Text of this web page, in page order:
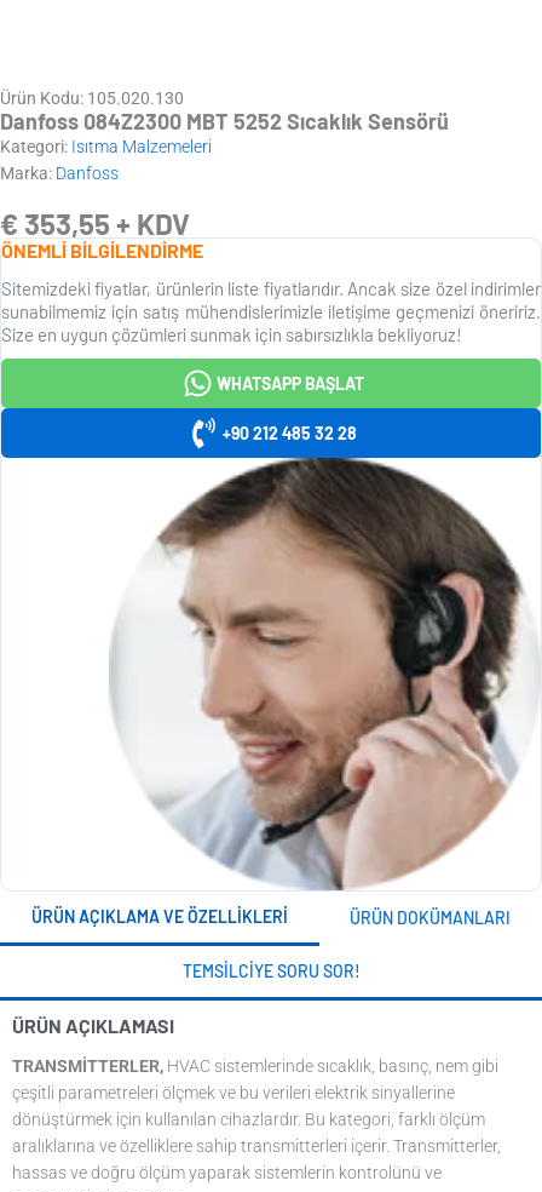
Ürün Kodu: 105.020.130
Danfoss 084Z2300 MBT 5252 Sıcaklık Sensörü
Kategori: Isıtma Malzemeleri
Marka: Danfoss
€ 353,55 + KDV
ÖNEMLİ BİLGİLENDİRME
Sitemizdeki fiyatlar, ürünlerin liste fiyatlarıdır. Ancak size özel indirimler
sunabilmemiz için satış mühendislerimizle iletişime geçmenizi öneririz.
Size en uygun çözümleri sunmak için sabırsızlıkla bekliyoruz!
WHATSAPP BAŞLAT
+90 212 485 32 28
ÜRÜN AÇIKLAMA VE ÖZELLIKLERI ÜRÜN DOKÜMANLARI
TEMSILCIYE SORU SOR!
ÜRÜN AÇIKLAMASI
TRANSMITTERLER, HVAC sistemlerinde sıcaklık, basınç, nem gibi
çeşitli parametreleri ölçmek ve bu verileri elektrik sinyallerine
dönüştürmek için kullanılan cihazlardır. Bu kategori, farklı ölçüm
aralıklarına ve özelliklere sahip transmitterleri içerir. Transmitterler,
hassas ve doğru ölçüm yaparak sistemlerin kontrolünü ve